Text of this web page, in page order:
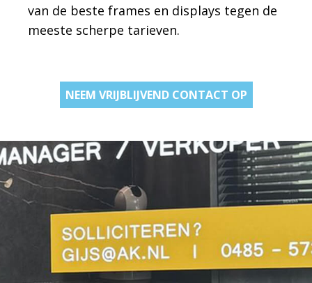
van de beste frames en displays tegen de
meeste scherpe tarieven.
NEEM VRIJBLIJVEND CONTACT OP